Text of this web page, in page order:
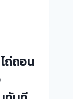
ถ่ถอน